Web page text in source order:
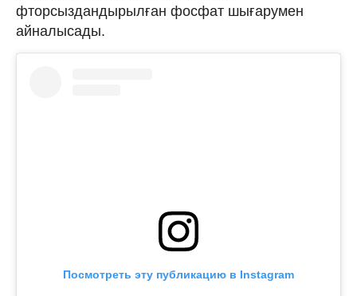
фторсыздандырылған фосфат шығарумен
айналысады.
Посмотреть эту публикацию в Instagram